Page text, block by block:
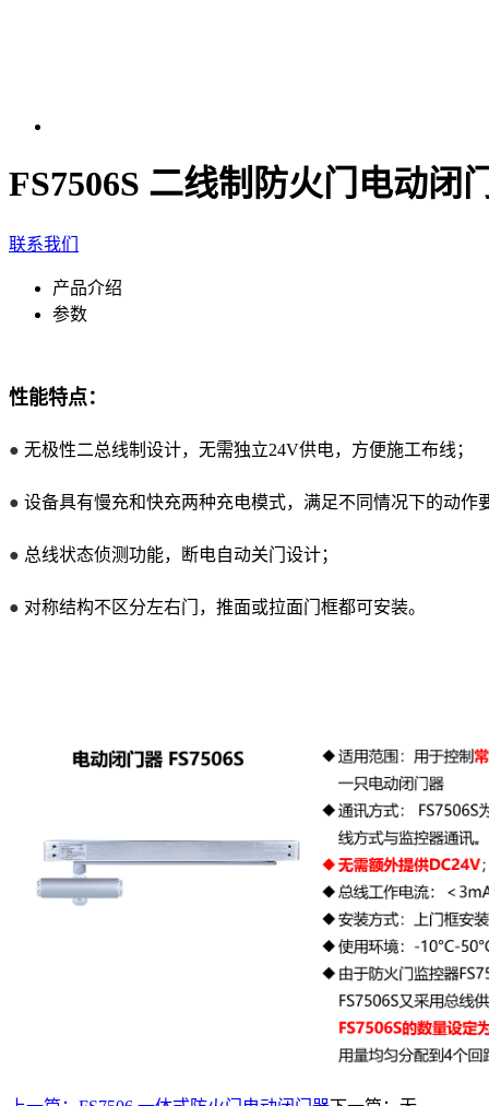
FS7506S 二线制防火门电动闭
联系我们
产品介绍
参数
性能特点：
● 无极性二总线制设计，无需独立24V供电，方便施工布线；
● 设备具有慢充和快充两种充电模式，满足不同情况下的动作
● 总线状态侦测功能，断电自动关门设计；
● 对称结构不区分左右门，推面或拉面门框都可安装。